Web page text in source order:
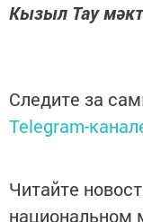
Кызыл Тау
Следите за
Telegram-
Читайте
национальном